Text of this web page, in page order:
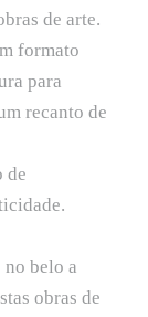
de arte.
formato
para
recanto de
de
no belo a
obras de